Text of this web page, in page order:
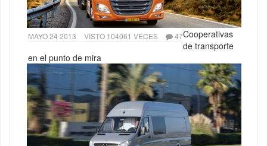
MAYO 24 2013 VISTO 104061 VECES 47Cooperativas
de transporte
en el punto de mira